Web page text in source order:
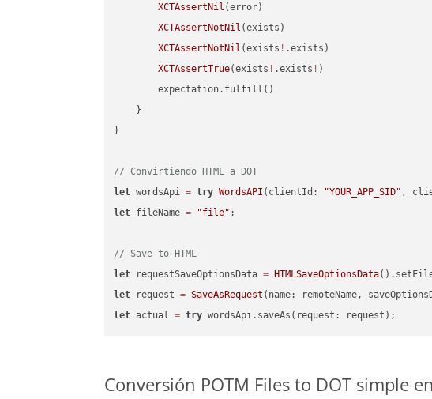
XCTAssertNil (error)
XCTAssertNotNil (exists)
XCTAssertNotNil (exists ! .exists)
XCTAssertTrue(exists ! .exists ! )
        expectation.fulfill()
    }
}
// Convirtiendo HTML a DOT
let wordsApi = try WordsAPI (clientId: "YOUR_APP_SID" ,
let fileName = "file" ;
// Save to HTML
let requestSaveOptionsData = HTMLSaveOptionsData
let request = SaveAsRequest (name: remoteName,
let actual = try
Conversión POTM Files to DOT simple